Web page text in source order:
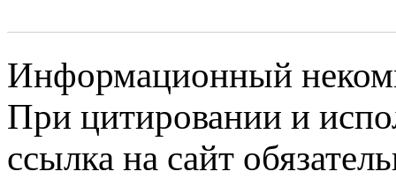
Информационный
При цитировании и
ссылка на сайт